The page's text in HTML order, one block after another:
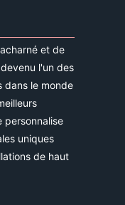
et de
l'un des
dans le monde
personnalise
uniques
de haut